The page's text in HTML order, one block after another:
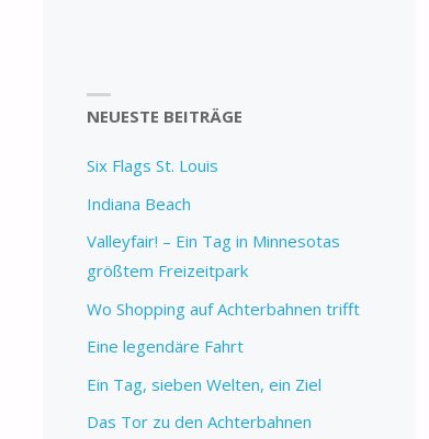
NEUESTE BEITRÄGE
Six Flags St. Louis
Indiana Beach
Valleyfair! – Ein Tag in Minnesotas
größtem Freizeitpark
Wo Shopping auf Achterbahnen trifft
Eine legendäre Fahrt
Ein Tag, sieben Welten, ein Ziel
Das Tor zu den Achterbahnen